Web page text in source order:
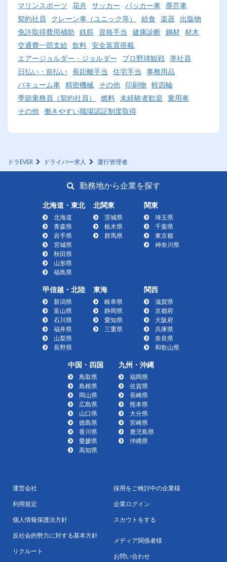
マリンスポーツ 花卉 サッカー パッカー車 塵芥車
契約社員
クレーン車（ユニック等） 給食 楽器
出版物
免許取得費用補助 鉄筋 資格手当 健康診断 鋼材 材木
交通費一部支給 飲料 安全装置搭載
エアージョルダー・ジョルダー
プロ野球観戦 準社員
日払い・前払い 長距離手当 住宅手当
事務用品
バキューム車 精密機械 その他 印刷物 軽四輪
季節乗務員（契約社員）
燃料 未経験者歓迎 乗用車
その他 働きやすい職場認証制度取得
ドラEVER ドライバー求人 運行管理者
勤務地から企業を探す
北海道・東北
北海道
青森県
岩手県
宮城県
秋田県
山形県
福島県
北関東
茨城県
栃木県
群馬県
関東
埼玉県
千葉県
東京都
神奈川県
甲信越・北陸
新潟県
富山県
石川県
福井県
山梨県
長野県
東海
岐阜県
静岡県
愛知県
三重県
関西
滋賀県
京都府
大阪府
兵庫県
奈良県
和歌山県
中国・四国
鳥取県
島根県
岡山県
広島県
山口県
徳島県
香川県
愛媛県
高知県
九州・沖縄
福岡県
佐賀県
長崎県
熊本県
大分県
宮崎県
鹿児島県
沖縄県
運営会社
利用規定
個人情報保護法方針
反社会的勢力に対する基本方針
リクルート
採用をご検討中の企業様
企業ログイン
スカウトをする
メディア関係者様
お問い合わせ